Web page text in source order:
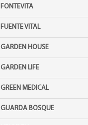
FONTEVITA
FUENTE VITAL
GARDEN HOUSE
GARDEN LIFE
GREEN MEDICAL
GUARDA BOSQUE